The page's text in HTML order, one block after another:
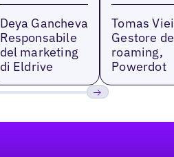
Deya Gancheva
Responsabile
del marketing
di Eldrive
Tomas
Gestore
roaming,
Powerdot